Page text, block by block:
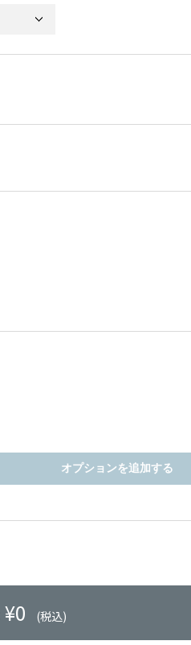
オプションを追加する
¥0 (税込)